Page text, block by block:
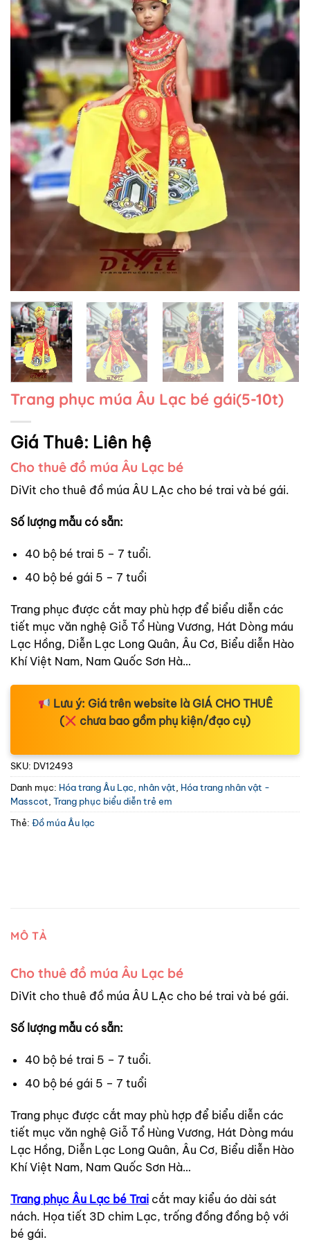
Trang phục múa Âu Lạc bé gái(5-10t)
Giá Thuê: Liên hệ
Cho thuê đồ múa Âu Lạc bé
DiVit cho thuê đồ múa ÂU LẠc cho bé trai và bé gái.
Số lượng mẫu có sẵn:
40 bộ bé trai 5 – 7 tuổi.
40 bộ bé gái 5 – 7 tuổi
Trang phục được cắt may phù hợp để biểu diễn các
tiết mục văn nghệ Giỗ Tổ Hùng Vương, Hát Dòng máu
Lạc Hồng, Diễn Lạc Long Quân, Âu Cơ, Biểu diễn Hào
Khí Việt Nam, Nam Quốc Sơn Hà…
Lưu ý: Giá trên website là GIÁ CHO THUÊ
(
chưa bao gồm phụ kiện/đạo cụ)
SKU: DV12493
Danh mục: Hóa trang Âu Lạc, nhân vật Hóa trang nhân vật -
Masscot Trang phục biểu diễn trẻ em
Thẻ: Đồ múa Âu lạc
MÔ TẢ
Cho thuê đồ múa Âu Lạc bé
DiVit cho thuê đồ múa ÂU LẠc cho bé trai và bé gái.
Số lượng mẫu có sẵn:
40 bộ bé trai 5 – 7 tuổi.
40 bộ bé gái 5 – 7 tuổi
Trang phục được cắt may phù hợp để biểu diễn các
tiết mục văn nghệ Giỗ Tổ Hùng Vương, Hát Dòng máu
Lạc Hồng, Diễn Lạc Long Quân, Âu Cơ, Biểu diễn Hào
Khí Việt Nam, Nam Quốc Sơn Hà…
Trang phục Âu Lạc bé Trai cắt may kiểu áo dài sát
nách. Họa tiết 3D chim Lạc, trống đồng đồng bộ với
bé gái.